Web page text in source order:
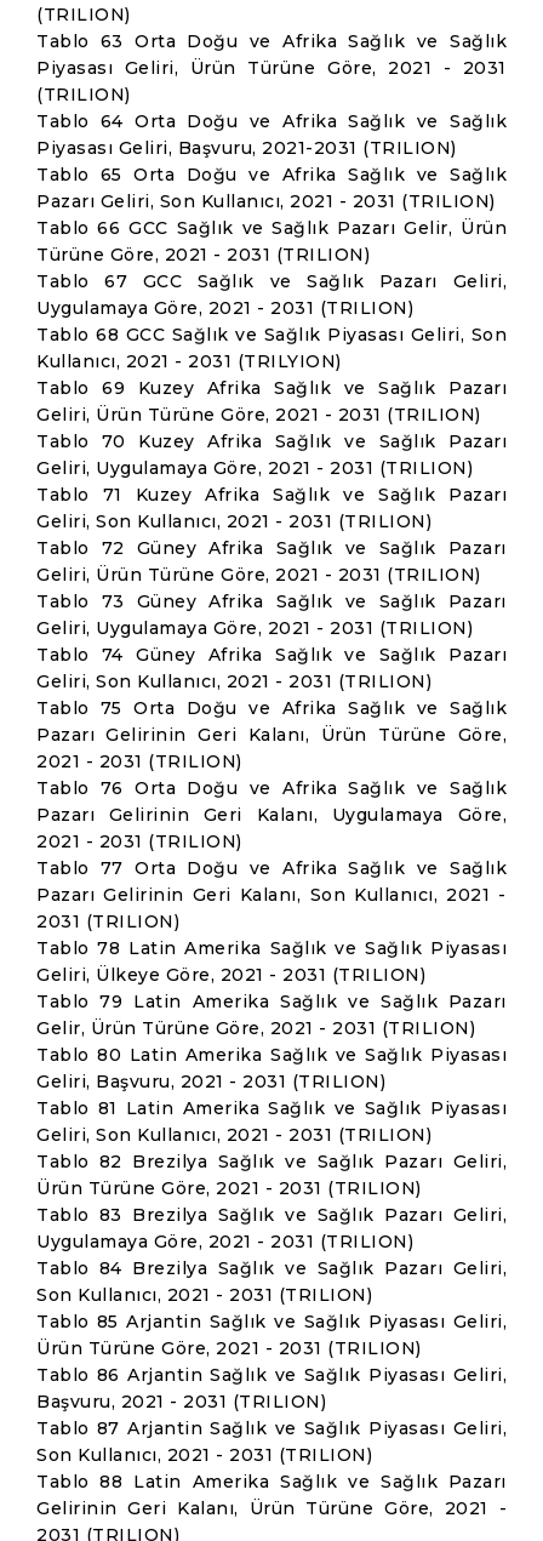
(TRILION)
Tablo 63 Orta Doğu ve Afrika Sağlık ve Sağlık
Piyasası Geliri, Ürün Türüne Göre, 2021 - 2031
(TRILION)
Tablo 64 Orta Doğu ve Afrika Sağlık ve Sağlık
Piyasası Geliri, Başvuru, 2021-2031 (TRILION)
Tablo 65 Orta Doğu ve Afrika Sağlık ve Sağlık
Pazarı Geliri, Son Kullanıcı, 2021 - 2031 (TRILION)
Tablo 66 GCC Sağlık ve Sağlık Pazarı Gelir, Ürün
Türüne Göre, 2021 - 2031 (TRILION)
Tablo 67 GCC Sağlık ve Sağlık Pazarı Geliri,
Uygulamaya Göre, 2021 - 2031 (TRILION)
Tablo 68 GCC Sağlık ve Sağlık Piyasası Geliri, Son
Kullanıcı, 2021 - 2031 (TRILYION)
Tablo 69 Kuzey Afrika Sağlık ve Sağlık Pazarı
Geliri, Ürün Türüne Göre, 2021 - 2031 (TRILION)
Tablo 70 Kuzey Afrika Sağlık ve Sağlık Pazarı
Geliri, Uygulamaya Göre, 2021 - 2031 (TRILION)
Tablo 71 Kuzey Afrika Sağlık ve Sağlık Pazarı
Geliri, Son Kullanıcı, 2021 - 2031 (TRILION)
Tablo 72 Güney Afrika Sağlık ve Sağlık Pazarı
Geliri, Ürün Türüne Göre, 2021 - 2031 (TRILION)
Tablo 73 Güney Afrika Sağlık ve Sağlık Pazarı
Geliri, Uygulamaya Göre, 2021 - 2031 (TRILION)
Tablo 74 Güney Afrika Sağlık ve Sağlık Pazarı
Geliri, Son Kullanıcı, 2021 - 2031 (TRILION)
Tablo 75 Orta Doğu ve Afrika Sağlık ve Sağlık
Pazarı Gelirinin Geri Kalanı, Ürün Türüne Göre,
2021 - 2031 (TRILION)
Tablo 76 Orta Doğu ve Afrika Sağlık ve Sağlık
Pazarı Gelirinin Geri Kalanı, Uygulamaya Göre,
2021 - 2031 (TRILION)
Tablo 77 Orta Doğu ve Afrika Sağlık ve Sağlık
Pazarı Gelirinin Geri Kalanı, Son Kullanıcı, 2021 -
2031 (TRILION)
Tablo 78 Latin Amerika Sağlık ve Sağlık Piyasası
Geliri, Ülkeye Göre, 2021 - 2031 (TRILION)
Tablo 79 Latin Amerika Sağlık ve Sağlık Pazarı
Gelir, Ürün Türüne Göre, 2021 - 2031 (TRILION)
Tablo 80 Latin Amerika Sağlık ve Sağlık Piyasası
Geliri, Başvuru, 2021 - 2031 (TRILION)
Tablo 81 Latin Amerika Sağlık ve Sağlık Piyasası
Geliri, Son Kullanıcı, 2021 - 2031 (TRILION)
Tablo 82 Brezilya Sağlık ve Sağlık Pazarı Geliri,
Ürün Türüne Göre, 2021 - 2031 (TRILION)
Tablo 83 Brezilya Sağlık ve Sağlık Pazarı Geliri,
Uygulamaya Göre, 2021 - 2031 (TRILION)
Tablo 84 Brezilya Sağlık ve Sağlık Pazarı Geliri,
Son Kullanıcı, 2021 - 2031 (TRILION)
Tablo 85 Arjantin Sağlık ve Sağlık Piyasası Geliri,
Ürün Türüne Göre, 2021 - 2031 (TRILION)
Tablo 86 Arjantin Sağlık ve Sağlık Piyasası Geliri,
Başvuru, 2021 - 2031 (TRILION)
Tablo 87 Arjantin Sağlık ve Sağlık Piyasası Geliri,
Son Kullanıcı, 2021 - 2031 (TRILION)
Tablo 88 Latin Amerika Sağlık ve Sağlık Pazarı
Gelirinin Geri Kalanı, Ürün Türüne Göre, 2021 -
2031 (TRILION)